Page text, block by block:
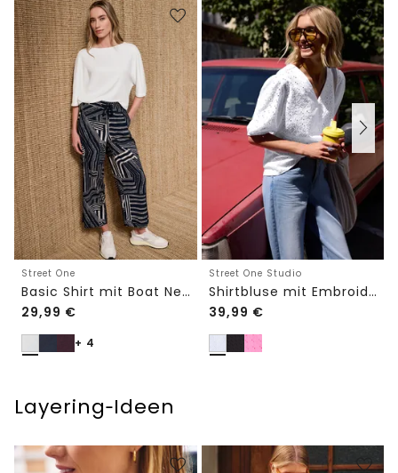
Street One
Basic Shirt mit Boat Neck und Elastikbund
29,99 €
+ 4
Street One Studio
Shirtbluse mit Embroidery-Front
39,99 €
Layering‑Ideen